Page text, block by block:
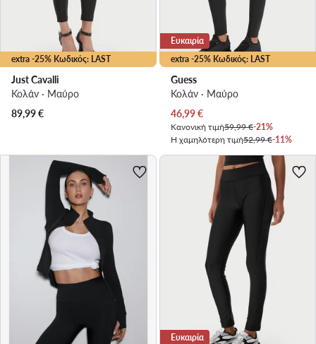
extra -25% Κωδικός: LAST
Just Cavalli
Κολάν · Μαύρο
89,99€
extra -25% Κωδικός: LAST
Ευκαιρία
Guess
Κολάν · Μαύρο
Τρέχουσα τιμή
46,99€
Κανονική τιμή59,99 €-21%
Η χαμηλότερη τιμή52,99 €-11%
Ευκαιρία